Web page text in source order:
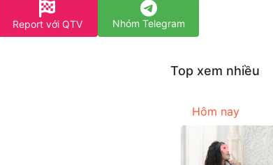
Report với QTV Nhóm Telegram
Top xem nhiều
Hôm nay